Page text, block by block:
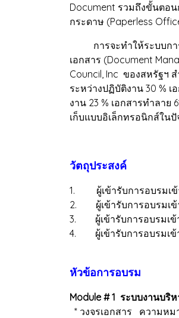
Document รวมถึงขั้นตอ
กระดาษ (Paperless
การจะทำให้ระบบการจั
เอกสาร (Document
Council, Inc ของสหรัฐฯ
ระหว่างปฏิบัติงาน 30 %
งาน 23 % เอกสารทำลา
เก็บแบบอิเล็กทรอนิกส์ใน
วัตถุประสงค์
1. ผู้เข้ารับการอบรมเข้า
2. ผู้เข้ารับการอบรมเข้า
3. ผู้เข้ารับการอบรมเข้
4. ผู้เข้ารับการอบรมเข้า
หัวข้อการอบรม
Module # 1 ระบบงานบริ
* วงจรเอกสาร ความห